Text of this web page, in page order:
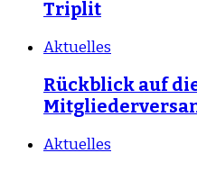
Triplit
Aktuelles
Rückblick auf
Aktuelles